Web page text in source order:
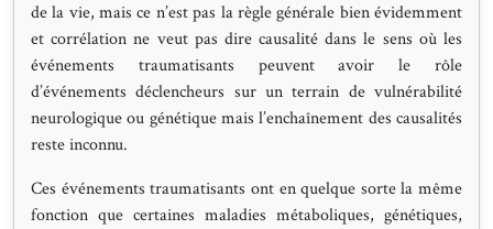
de la vie, mais ce n’est pas la règle générale bien évidemment
et corrélation ne veut pas dire causalité dans le sens où les
événements traumatisants peuvent avoir le rôle
d’événements déclencheurs sur un terrain de vulnérabilité
neurologique ou génétique mais l’enchaînement des causalités
reste inconnu.
Ces événements traumatisants ont en quelque sorte la même
fonction que certaines maladies métaboliques, génétiques,